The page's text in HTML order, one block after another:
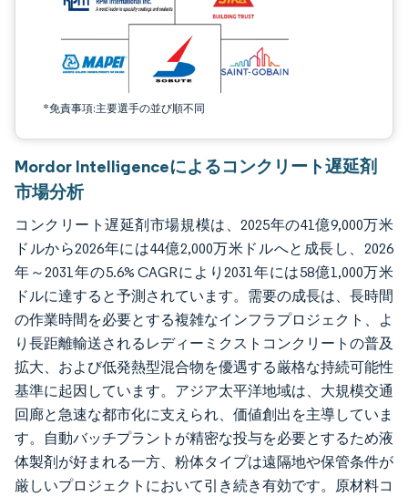
*免責事項:主要選手の並び順不同
Mordor Intelligenceによるコンクリート遅延剤
市場分析
コンクリート遅延剤市場規模は、2025年の41億9,000万米
ドルから2026年には44億2,000万米ドルへと成長し、2026
年～2031年の5.6% CAGRにより2031年には58億1,000万米
ドルに達すると予測されています。需要の成長は、長時間
の作業時間を必要とする複雑なインフラプロジェクト、よ
り長距離輸送されるレディーミクストコンクリートの普及
拡大、および低発熱型混合物を優遇する厳格な持続可能性
基準に起因しています。アジア太平洋地域は、大規模交通
回廊と急速な都市化に支えられ、価値創出を主導していま
す。自動バッチプラントが精密な投与を必要とするため液
体製剤が好まれる一方、粉体タイプは遠隔地や保管条件が
厳しいプロジェクトにおいて引き続き有効です。原材料コ